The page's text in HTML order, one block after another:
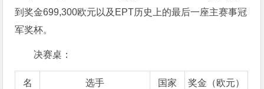
到奖金699,300欧元以及EPT历史上的最后一座主赛事冠
军奖杯。
决赛桌：
名
选手 国家 奖金（欧元）